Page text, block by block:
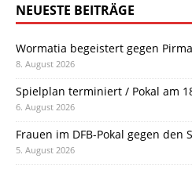
NEUESTE BEITRÄGE
Wormatia begeistert gegen
8. August 2026
Spielplan terminiert / Pokal am
6. August 2026
Frauen im DFB-Pokal gegen den
5. August 2026